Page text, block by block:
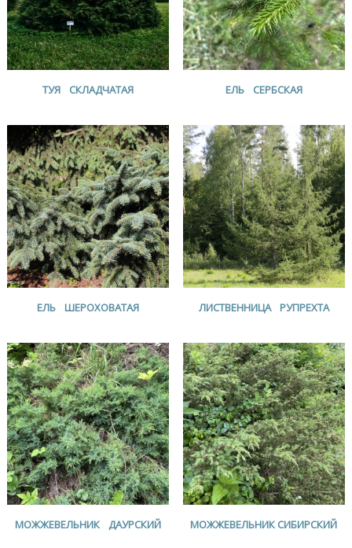
ТУЯ СКЛАДЧАТАЯ ЕЛЬ СЕРБСКАЯ
ЕЛЬ ШЕРОХОВАТАЯ ЛИСТВЕННИЦА РУПРЕХТА
МОЖЖЕВЕЛЬНИК ДАУРСКИЙ МОЖЖЕВЕЛЬНИК СИБИРСКИЙ